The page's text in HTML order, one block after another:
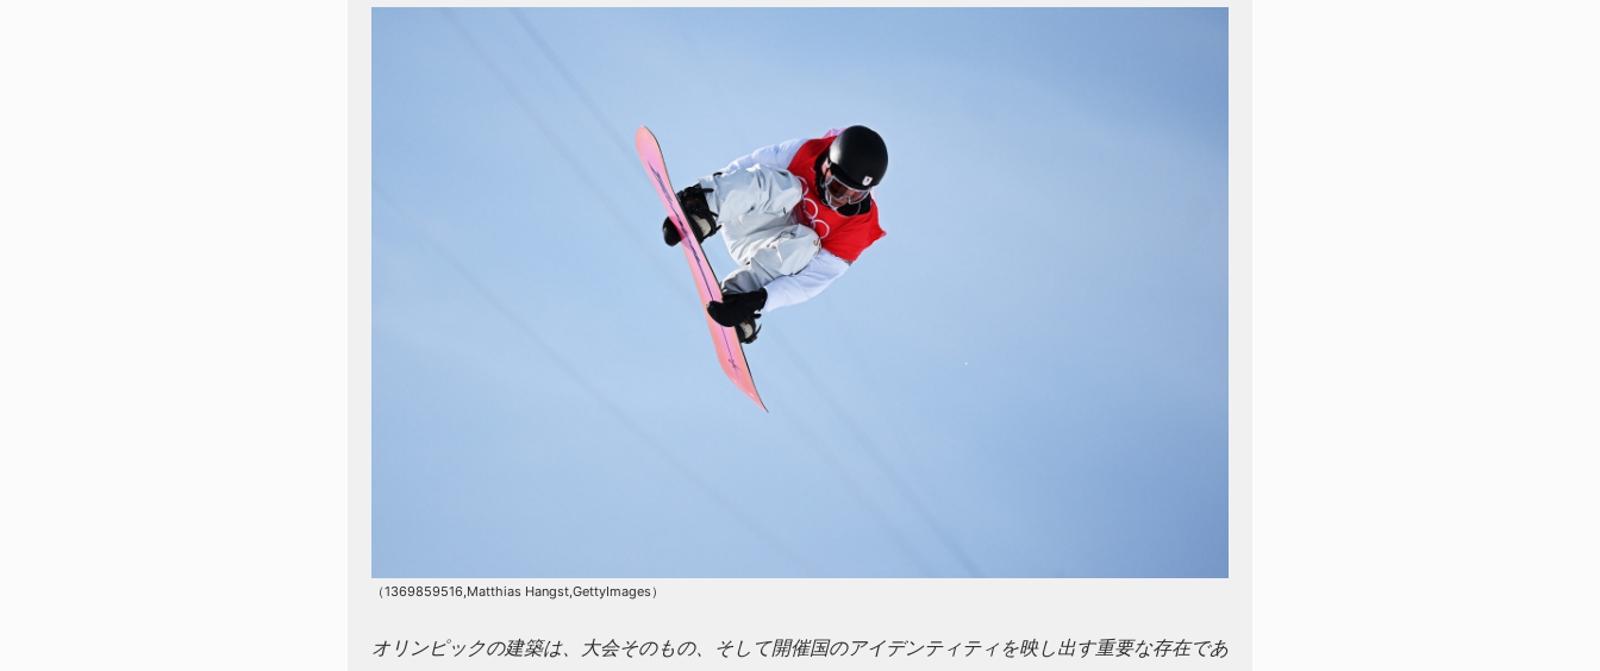
（1369859516,Matthias Hangst,GettyImages）
オリンピックの建築は、大会そのもの、そして開催国のアイデンティティを映し出す重要な存在であ